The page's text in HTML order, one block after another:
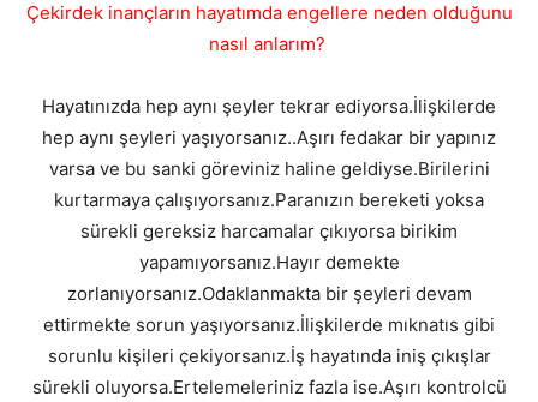
Çekirdek inançların hayatımda engellere neden olduğunu
nasıl anlarım?
Hayatınızda hep aynı şeyler tekrar ediyorsa.İlişkilerde
hep aynı şeyleri yaşıyorsanız..Aşırı fedakar bir yapınız
varsa ve bu sanki göreviniz haline geldiyse.Birilerini
kurtarmaya çalışıyorsanız.Paranızın bereketi yoksa
sürekli gereksiz harcamalar çıkıyorsa birikim
yapamıyorsanız.Hayır demekte
zorlanıyorsanız.Odaklanmakta bir şeyleri devam
ettirmekte sorun yaşıyorsanız.İlişkilerde mıknatıs gibi
sorunlu kişileri çekiyorsanız.İş hayatında iniş çıkışlar
sürekli oluyorsa.Ertelemeleriniz fazla ise.Aşırı kontrolcü